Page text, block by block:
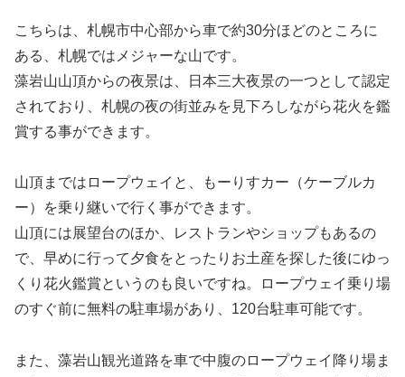
こちらは、札幌市中心部から車で約30分ほどのところに
ある、札幌ではメジャーな山です。
藻岩山山頂からの夜景は、日本三大夜景の一つとして認定
されており、札幌の夜の街並みを見下ろしながら花火を鑑
賞する事ができます。
山頂まではロープウェイと、もーりすカー（ケーブルカ
ー）を乗り継いで行く事ができます。
山頂には展望台のほか、レストランやショップもあるの
で、早めに行って夕食をとったりお土産を探した後にゆっ
くり花火鑑賞というのも良いですね。ロープウェイ乗り場
のすぐ前に無料の駐車場があり、120台駐車可能です。
また、藻岩山観光道路を車で中腹のロープウェイ降り場ま